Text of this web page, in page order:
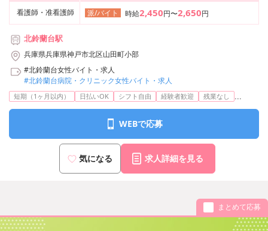
看護師・准看護師
派/バイト 時給2,450円〜2,650円
北鈴蘭台駅
兵庫県兵庫県神戸市北区山田町小部
#北鈴蘭台女性バイト・求人
#北鈴蘭台病院・クリニック女性バイト・求人
短期（1ヶ月以内） 日払いOK シフト自由 経験者歓迎 残業なし ...
WEBで応募
気になる 求人詳細を見る
まとめて応募